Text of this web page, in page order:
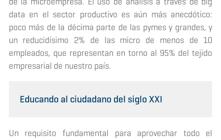
data en el sector productivo es aún más anecdótico:
poco más de la décima parte de las pymes y grandes, y
un reducidísimo 2% de las micro de menos de 10
empleados, que representan en torno al 95% del tejido
empresarial de nuestro país.
Educando al ciudadano del siglo XXI
Un requisito fundamental para aprovechar todo el